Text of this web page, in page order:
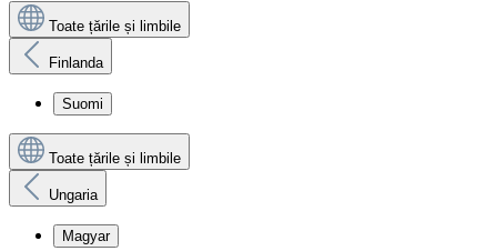
Toate țările și limbile
Finlanda
Suomi
Toate țările și limbile
Ungaria
Magyar